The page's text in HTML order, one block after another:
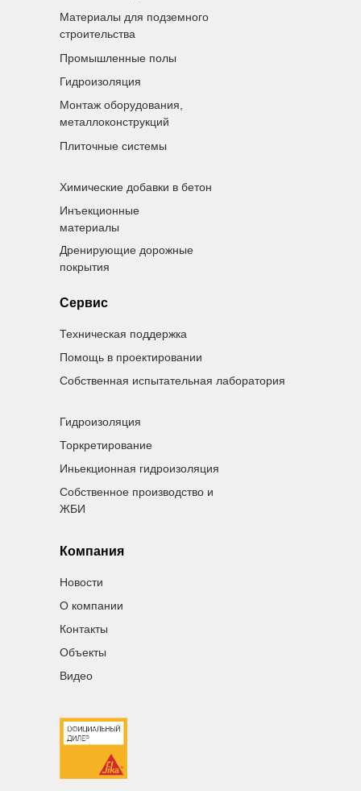
Компания
Сервис
Техническая поддержка
Помощь в проектировании
Собственная испытательная лаборатория
Новости
О компании
Контакты
Объекты
Гидроизоляция
Торкретирование
Материалы для подземного
строительства
Промышленные полы
Гидроизоляция
Монтаж оборудования,
металлоконструкций
Плиточные системы
Химические добавки в бетон
Инъекционные
материалы
Дренирующие дорожные
покрытия
Видео
Иньекционная гидроизоляция
Собственное производство и
ЖБИ